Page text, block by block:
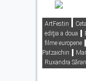
ArtFestin
ediţia a doua
filme europene
Patzaichin
Ruxandra